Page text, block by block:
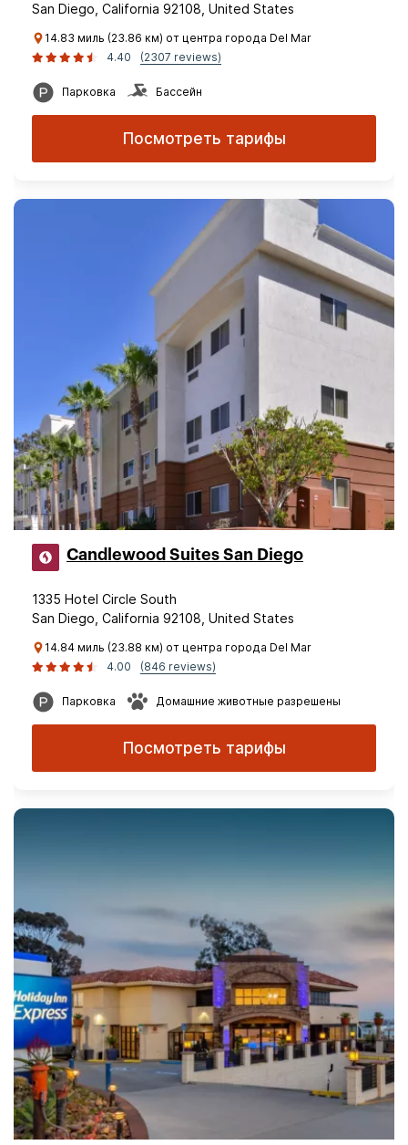
San Diego, California 92108, United States
14.83 миль (23.86 км) от центра города Del Mar
4.40
(2307 reviews)
Парковка Бассейн
Посмотреть тарифы
Candlewood Suites San Diego
1335 Hotel Circle South
San Diego, California 92108, United States
14.84 миль (23.88 км) от центра города Del Mar
4.00
(846 reviews)
Парковка Домашние животные разрешены
Посмотреть тарифы